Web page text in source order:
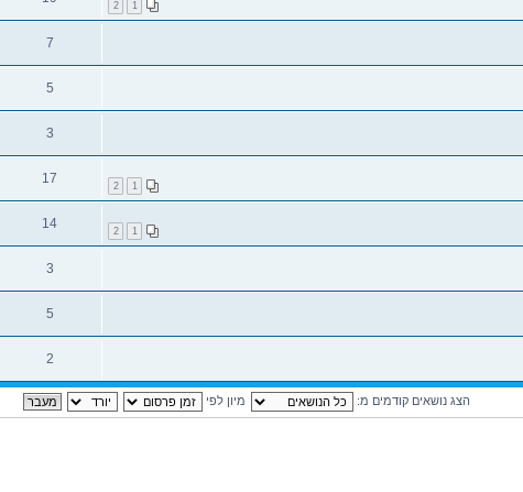
1
2
7
5
3
1
2
17
1
2
14
3
5
2
הצג נושאים קודמים מ: מיון לפי